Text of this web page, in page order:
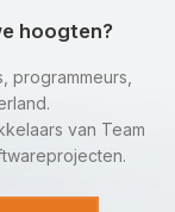
hoogten?
programmeurs,
van Team